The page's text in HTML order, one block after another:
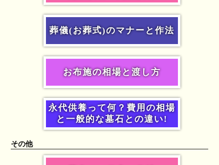
葬儀(お葬式)のマナーと作法
お布施の相場と渡し方
永代供養って何？費用の相場
と一般的な墓石との違い!
その他